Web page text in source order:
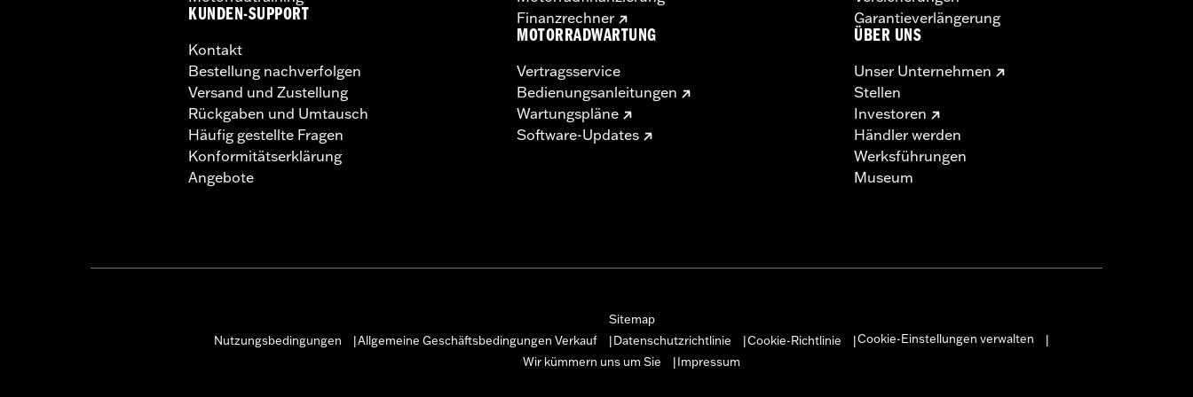
erfahrene Fahrer vorgesehen.
KUNDEN-SUPPORT
Kontakt
Bestellung nachverfolgen
Versand und Zustellung
Rückgaben und Umtausch
Häufig gestellte Fragen
Konformitätserklärung
Angebote
Finanzrechner
MOTORRADWARTUNG
Vertragsservice
Bedienungsanleitungen
Wartungspläne
Software-Updates
Garantieverlängerung
ÜBER UNS
Unser Unternehmen
Stellen
Investoren
Händler werden
Werksführungen
Museum
Sitemap
Nutzungsbedingungen
Allgemeine Geschäftsbedingungen Verkauf Datenschutzrichtlinie Cookie-Richtlinie Cookie-Einstellungen verwalten
Wir kümmern uns um Sie
Impressum